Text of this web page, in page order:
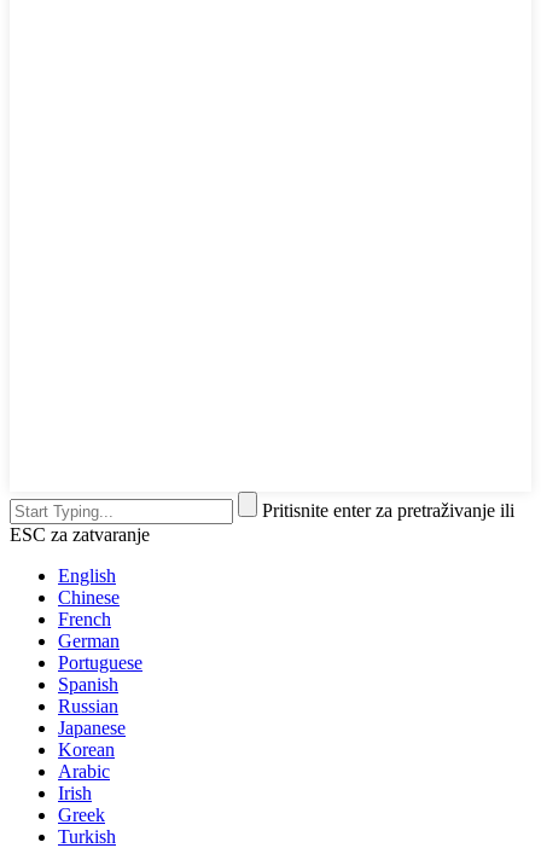
Pritisnite enter za pretraživanje ili
ESC za zatvaranje
English
Chinese
French
German
Portuguese
Spanish
Russian
Japanese
Korean
Arabic
Irish
Greek
Turkish